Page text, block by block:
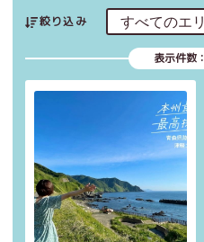
絞り込み
表示件数：